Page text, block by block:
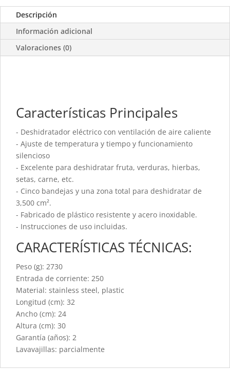
Descripción
Información adicional
Valoraciones (0)
Características Principales
- Deshidratador eléctrico con ventilación de aire caliente
- Ajuste de temperatura y tiempo y funcionamiento
silencioso
- Excelente para deshidratar fruta, verduras, hierbas,
setas, carne, etc.
- Cinco bandejas y una zona total para deshidratar de
3,500 cm².
- Fabricado de plástico resistente y acero inoxidable.
- Instrucciones de uso incluidas.
CARACTERÍSTICAS TÉCNICAS:
Peso (g): 2730
Entrada de corriente: 250
Material: stainless steel, plastic
Longitud (cm): 32
Ancho (cm): 24
Altura (cm): 30
Garantía (años): 2
Lavavajillas: parcialmente